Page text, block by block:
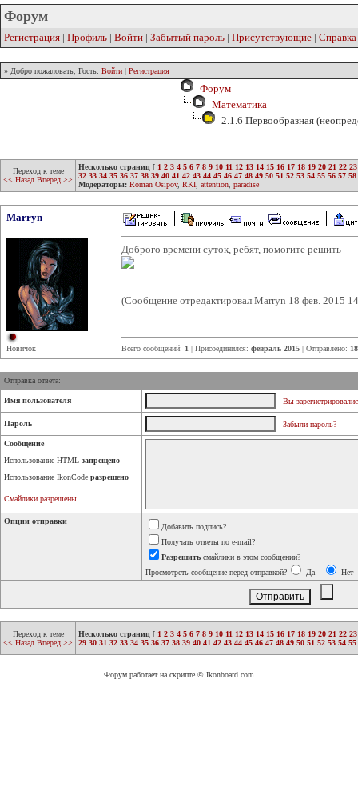
Форум
Регистрация | Профиль | Войти | Забытый пароль | Присутствующие | Справка
» Добро пожаловать, Гость: Войти | Регистрация
Форум
Математика
2.1.6 Первообразная
Переход к теме
<< Назад Вперед >>
Несколько страниц [ 1 2 3 4 5 6 7 8 9 10 11 12 13 14 15 16 17 18 19 20 21 22 23
32 33 34 35 36 37 38 39 40 41 42 43 44 45 46 47 48 49 50 51 52 53 54 55 56 57 58
Модераторы: Roman Osipov, RKI attention paradise
Marryn
Новичок
Доброго времени суток, ребят, помогите решить
(Сообщение отредактировал Marryn 18 фев. 2015
Всего сообщений: 1 | Присоединился: февраль 2015 | Отправлено:
Отправка ответа:
Имя пользователя Вы
Пароль Забыли пароль?
Сообщение
Использование HTML запрещено
Использование IkonCode разрешено
Смайлики разрешены
Опции отправки
Добавить подпись?
Получать ответы по e-mail?
Разрешить смайлики в этом сообщении?
Просмотреть сообщение перед отправкой?
Да Нет
Переход к теме
<< Назад Вперед >>
Несколько страниц [ 1 2 3 4 5 6 7 8 9 10 11 12 13 14 15 16 17 18 19 20 21 22 23
29 30 31 32 33 34 35 36 37 38 39 40 41 42 43 44 45 46 47 48 49 50 51 52 53 54 55
Форум работает на скрипте © Ikonboard.com